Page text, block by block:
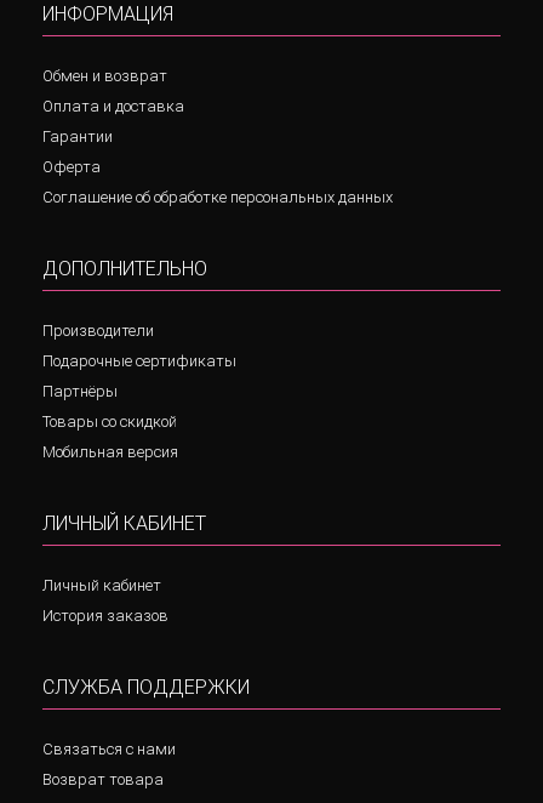
ИНФОРМАЦИЯ
Обмен и возврат
Оплата и доставка
Гарантии
Оферта
Соглашение об обработке персональных данных
ДОПОЛНИТЕЛЬНО
Производители
Подарочные сертификаты
Партнёры
Товары со скидкой
Мобильная версия
ЛИЧНЫЙ КАБИНЕТ
Личный кабинет
История заказов
СЛУЖБА ПОДДЕРЖКИ
Связаться с нами
Возврат товара